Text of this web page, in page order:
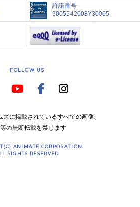
許諾番号
9005542008Y30005
FOLLOW US
ズに掲載されているすべての画像、
の無断転載を禁じます
ANIMATE CORPORATION.
RIGHTS RESERVED